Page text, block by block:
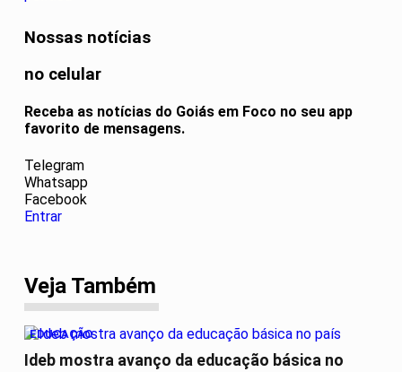
Nossas notícias
no celular
Receba as notícias do Goiás em Foco no seu app
favorito de mensagens.
Telegram
Whatsapp
Facebook
Entrar
Veja Também
EDUCAÇÃO
Ideb mostra avanço da educação básica no